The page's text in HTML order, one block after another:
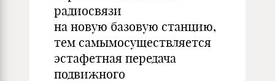
радиосвязи
на новую базовую станцию,
тем самымосуществляется
эстафетная передача
подвижного